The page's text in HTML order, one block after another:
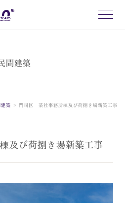
民間建築
建築 門司区 某社事務所棟及び荷捌き場新築工事
及び荷捌き場新築工事